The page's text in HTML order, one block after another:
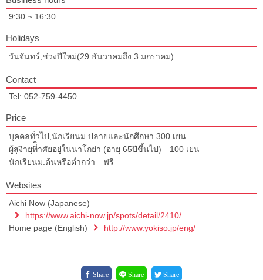
9:30 ~ 16:30
Holidays
วันจันทร์,ช่วงปีใหม่(29 ธันวาคมถึง 3 มกราคม)
Contact
Tel: 052-759-4450
Price
บุคคลทั่วไป,นักเรียนม.ปลายและนักศึกษา 300 เยน
ผู้สูงิายุที่ิาศัยอยู่ในนาโกย่า (อายุ 65ปีขึ้นไป) 100 เยน
นักเรียนม.ต้นหรือต่ำกว่า ฟรี
Websites
Aichi Now (Japanese)
https://www.aichi-now.jp/spots/detail/2410/
Home page (English)
http://www.yokiso.jp/eng/
Share Share Share